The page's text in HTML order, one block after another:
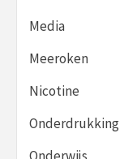
Media
Meeroken
Nicotine
Onderdrukking
Onderwijs